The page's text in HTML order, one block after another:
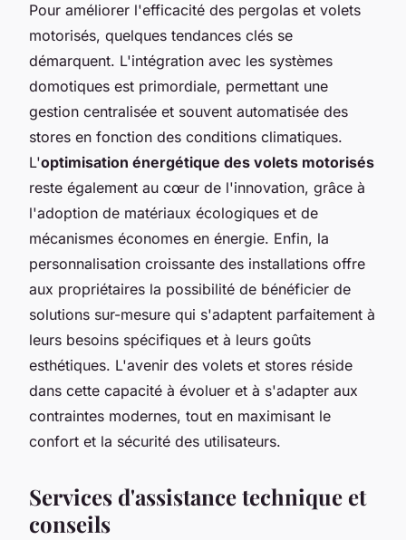
Pour améliorer l'efficacité des pergolas et volets
motorisés, quelques tendances clés se
démarquent. L'intégration avec les systèmes
domotiques est primordiale, permettant une
gestion centralisée et souvent automatisée des
stores en fonction des conditions climatiques.
L'optimisation énergétique des volets motorisés
reste également au cœur de l'innovation, grâce à
l'adoption de matériaux écologiques et de
mécanismes économes en énergie. Enfin, la
personnalisation croissante des installations offre
aux propriétaires la possibilité de bénéficier de
solutions sur-mesure qui s'adaptent parfaitement à
leurs besoins spécifiques et à leurs goûts
esthétiques. L'avenir des volets et stores réside
dans cette capacité à évoluer et à s'adapter aux
contraintes modernes, tout en maximisant le
confort et la sécurité des utilisateurs.
Services d'assistance technique et
conseils